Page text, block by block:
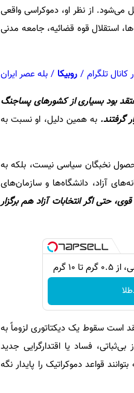
می‌شود. از نظر او، دموکراسی واقعی
استقلال قوه قضائیه، جامعه مدنی
تلگرام / روبیکا / بله عصر ایران
بود بسیاری از کشورهای پساجنگ
گرفتند.به همین دلیل، او نسبت به
نخبگان سیاسی نیست، بلکه به
آزاد، دانشگاه‌ها و سازمان‌های
حتی اگر انتخابات آزاد هم برگزار
۱۰ گرم
است سقوط یک دیکتاتوری لزوماً به
فساد یا اقتدارگرایی جدید
قواعد دموکراتیک را پایدار نگه